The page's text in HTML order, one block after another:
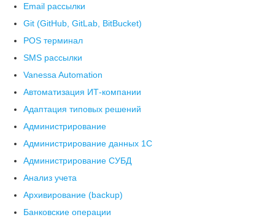
Email рассылки
Git (GitHub, GitLab, BitBucket)
POS терминал
SMS рассылки
Vanessa Automation
Автоматизация ИТ-компании
Адаптация типовых решений
Администрирование
Администрирование данных 1С
Администрирование СУБД
Анализ учета
Архивирование (backup)
Банковские операции